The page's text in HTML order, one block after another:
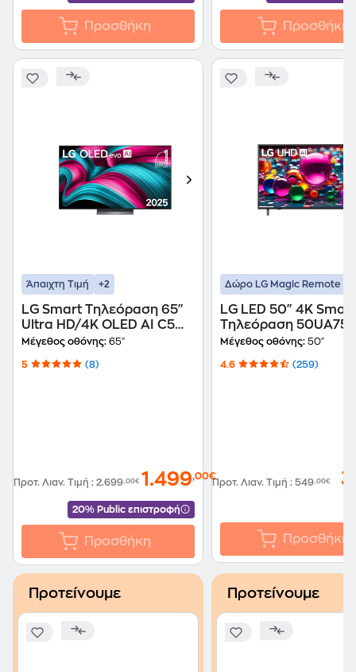
Προσθήκη Προσθήκη
Άπαιχτη Τιμή +2
LG Smart Τηλεόραση 65"
Ultra HD/4K OLED AI C5
2025 (OLED65C55LA)
Μέγεθος οθόνης: 65"
5 (8)
Προτ. Λιαν. Τιμή : 2.699,00€ 1.499,00€
20% Public επιστροφή
Προσθήκη
Δώρο LG Magic Remote
LG LED 50" 4K Smart
Τηλεόραση
Μέγεθος οθόνης: 50"
4.6 (259)
Προτ. Λιαν. Τιμή : 549,00€
Προσθήκη
Προτείνουμε Προτείνουμε